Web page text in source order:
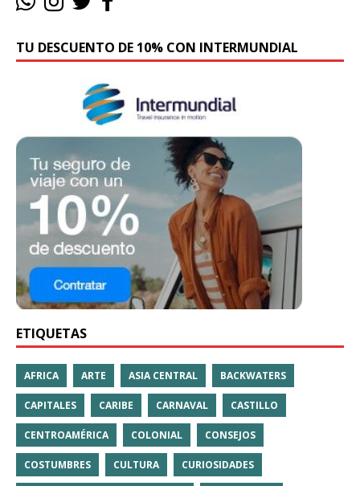
TU DESCUENTO DE 10% CON INTERMUNDIAL
ETIQUETAS
AFRICA ARTE ASIA CENTRAL BACKWATERS
CAPITALES CARIBE CARNAVAL CASTILLO
CENTROAMÉRICA COLONIAL CONSEJOS
COSTUMBRES CULTURA CURIOSIDADES